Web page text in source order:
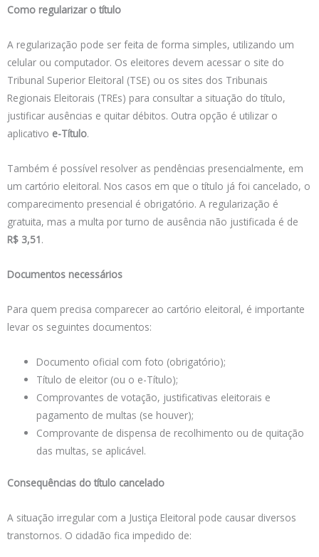
Como regularizar o título
A regularização pode ser feita de forma simples, utilizando um
celular ou computador. Os eleitores devem acessar o site do
Tribunal Superior Eleitoral (TSE) ou os sites dos Tribunais
Regionais Eleitorais (TREs) para consultar a situação do título,
justificar ausências e quitar débitos. Outra opção é utilizar o
aplicativo e-Título.
Também é possível resolver as pendências presencialmente, em
um cartório eleitoral. Nos casos em que o título já foi cancelado, o
comparecimento presencial é obrigatório. A regularização é
gratuita, mas a multa por turno de ausência não justificada é de
R$ 3,51.
Documentos necessários
Para quem precisa comparecer ao cartório eleitoral, é importante
levar os seguintes documentos:
Documento oficial com foto (obrigatório);
Título de eleitor (ou o e-Título);
Comprovantes de votação, justificativas eleitorais e
pagamento de multas (se houver);
Comprovante de dispensa de recolhimento ou de quitação
das multas, se aplicável.
Consequências do título cancelado
A situação irregular com a Justiça Eleitoral pode causar diversos
transtornos. O cidadão fica impedido de: